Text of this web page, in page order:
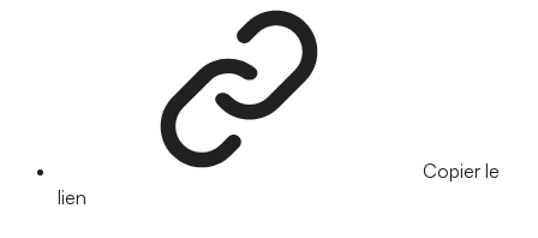
Copier le
lien